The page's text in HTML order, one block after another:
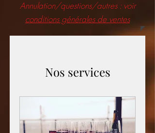
Annulation/questions/autres : voir
conditions générales de ventes
Nos services